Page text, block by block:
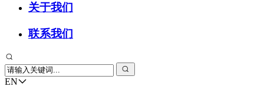
关于我们
联系我们
EN